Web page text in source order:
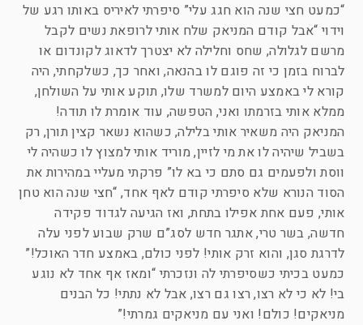
“כמעט חצי שנה הוא חגג עלי” סיפרתי לאיריס באותו רגע של
וידוי “אבל קודם המניאק שלח אותי לרופאת נשים לקבל
מרשם לגלולה, שחס וחלילה לא יצטרך לדאוג לקונדום או
לברוח בזמן כי זה פוגם לו בהנאה, ואחר כך, כשלקחתי, היה
קורא לי באמצע היום למשרד שלו, תוקע אותי על השולחן,
ממלא אותי בזרמתו ואני, הטפשה, עוד אומרת לו תודה!
המניאק היה משאיר אותי בלילה, כשהוא נשאר קצין תורן, רק
בשביל שיהיה לו את מי לזיין, מוריד אותי למצוץ לו כשהיה לי
ווסת ולפעמים גם סתם כי בא לו” פרקתי מעליי במהירות את
הסוד הנורא שלא סיפרתי קודם לאף אחד, “חצי שנה הוא טחן
אותי, פעם אחת אפילו בתחת, ואז הגיעה לגדוד פקידה
חדשה, בשר טרי, אתגר חדש לסג”ם שרק שבוע לפני עלה
לדרגת סגן, והוא זרק אותי! לפני כולם, באמצע חדר האוכל!”
כמעט בכיתי כשסיפרתי לה ונזכרתי “ומאז אף אחד לא נוגע
בי! לא כי לא רצו, רצו גם רצו, אבל לא נתתי! כל הבנים
מניאקים! כולם! ואני עם מניאקים גמרתי!”